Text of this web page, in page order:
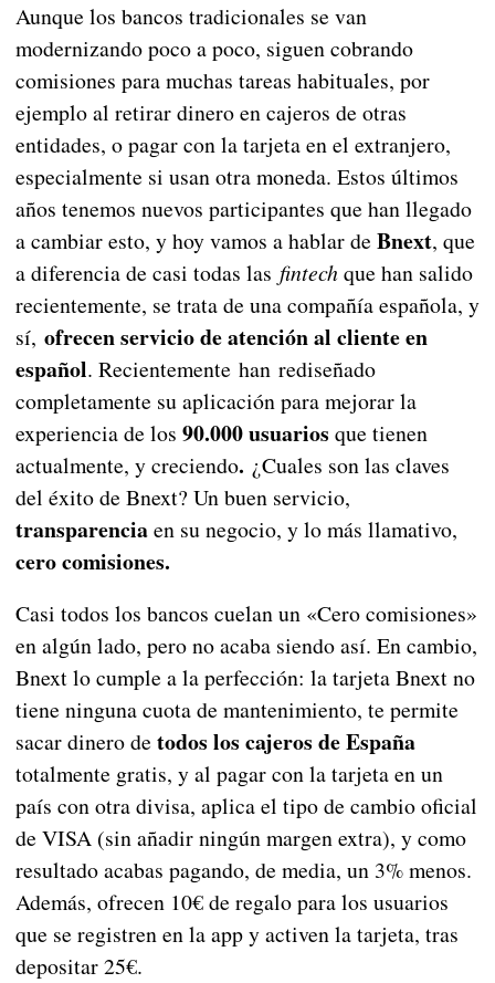
Aunque los bancos tradicionales se van
modernizando poco a poco, siguen cobrando
comisiones para muchas tareas habituales, por
ejemplo al retirar dinero en cajeros de otras
entidades, o pagar con la tarjeta en el extranjero,
especialmente si usan otra moneda. Estos últimos
años tenemos nuevos participantes que han llegado
a cambiar esto, y hoy vamos a hablar de Bnext, que
a diferencia de casi todas las fintechque han salido
recientemente, se trata de una compañía española, y
sí, ofrecen servicio de atención al cliente en
español. Recientemente han rediseñado
completamente su aplicación para mejorar la
experiencia de los 90.000 usuarios que tienen
actualmente, y creciendo. ¿Cuales son las claves
del éxito de Bnext? Un buen servicio,
transparenciaen su negocio, y lo más llamativo,
cero comisiones.
Casi todos los bancos cuelan un «Cero comisiones»
en algún lado, pero no acaba siendo así. En cambio,
Bnext lo cumple a la perfección: la tarjeta Bnext no
tiene ninguna cuota de mantenimiento, te permite
sacar dinero de todos los cajeros de España
totalmente gratis, y al pagar con la tarjeta en un
país con otra divisa, aplica el tipo de cambio oficial
de VISA (sin añadir ningún margen extra), y como
resultado acabas pagando, de media, un 3% menos.
Además, ofrecen 10€ de regalo para los usuarios
que se registren en la app y activen la tarjeta, tras
depositar 25€.